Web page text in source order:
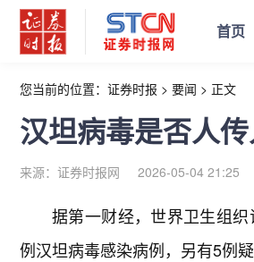
首页
您当前的位置： 证券时报 > 要闻 > 正文
汉坦病毒是否人
来源：证券时报网 2026-05-04 21:25
据第一财经，世界卫生组
例汉坦病毒感染病例，另有5例